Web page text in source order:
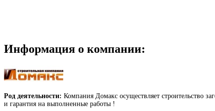
Информация о компании:
Род деятельности: Компания Домакс осуществляет строительство
и гарантия на выполненные работы !